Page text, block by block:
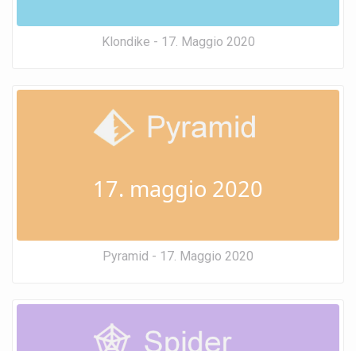
Klondike - 17. Maggio 2020
17. maggio 2020
Pyramid - 17. Maggio 2020